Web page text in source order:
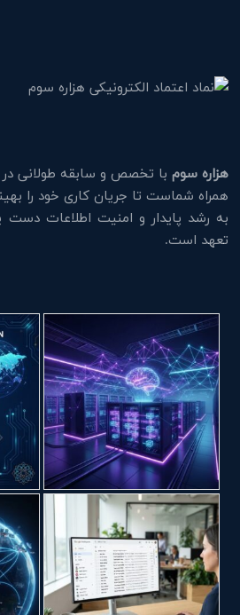
هزاره سوم با تخصص و سابقه طولانی در
همراه شماست تا جریان کاری خود را
به رشد پایدار و امنیت اطلاعات دست
تعهد است.